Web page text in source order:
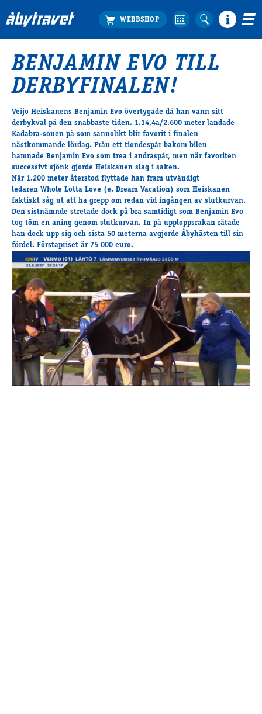
Köp biljett
Travprogrammet
Bra att veta
Restauranger
Catering by Lyon
Hotell nära oss
Nybörjar­guide
Presentkort
Tävlingsdagar
FAQ
Travkonferens
Exponering & värdskap
Aktiviteter
Hört och hänt
Tävling
Tävlingsserier
Träning och provlopp
BENJAMIN EVO TILL
DERBYFINALEN!
Veijo Heiskanens Benjamin Evo övertygade då han vann sitt
derbykval på den snabbaste tiden. 1.14,4a/2.600 meter landade
Kadabra-sonen på som sannolikt blir favorit i finalen
nästkommande lördag. Från ett tiondespår bakom bilen
hamnade Benjamin Evosom trea i andraspår, men när favoriten
successivt sjönk gjorde Heiskanen slag i saken.
När 1.200 meter återstod flyttade han fram utvändigt
ledaren Whole Lotta Love (e. Dream Vacation) som Heiskanen
faktiskt såg ut att ha grepp om redan vid ingången av slutkurvan.
Den sistnämnde stretade dock på bra samtidigt som Benjamin Evo
tog töm en aning genom slutkurvan. In på upploppsrakan rätade
han dock upp sig och sista 50 meterna avgjorde Åbyhästen till sin
fördel. Förstapriset är 75 000 euro.